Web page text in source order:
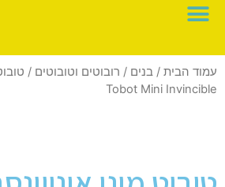
עמוד הבית / בנים / רובוטים וטובוטים /
Tobot Mini Invincible